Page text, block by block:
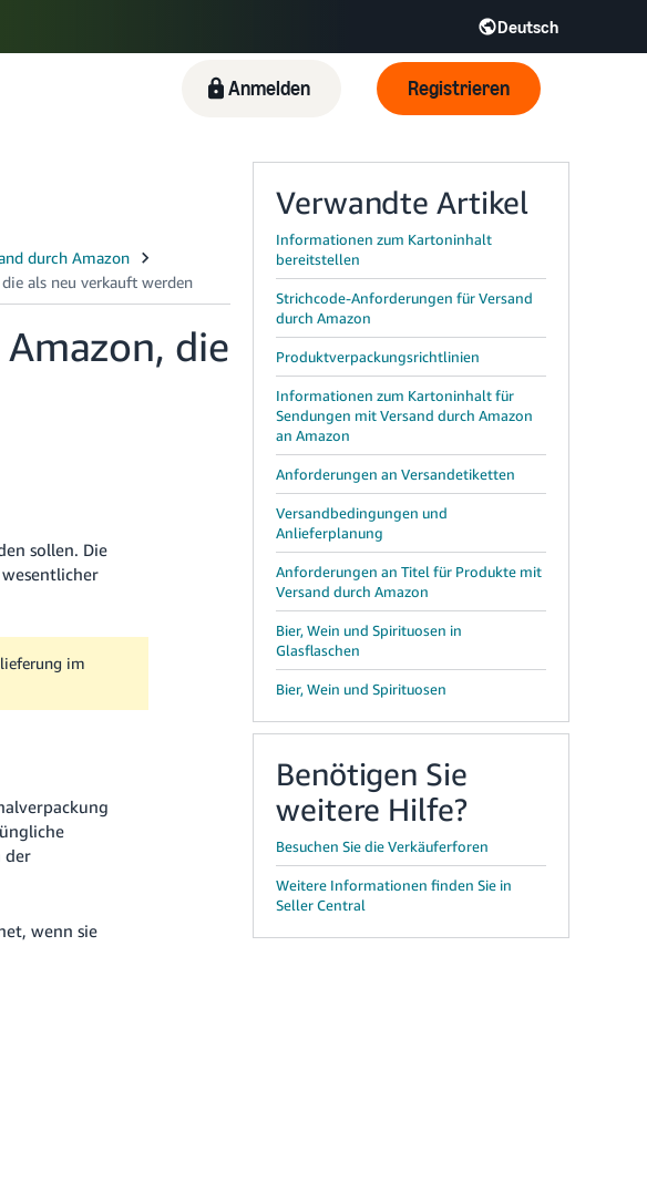
Deutsch
Italiano - IT 日本語 - JP 한국어 - KR
Anmelden Registrieren
die
sollen. Die
im
der
wenn sie
Verwandte Artikel
Informationen zum Kartoninhalt
bereitstellen
Strichcode-Anforderungen für Versand
durch Amazon
Produktverpackungsrichtlinien
Informationen zum Kartoninhalt für
Sendungen mit Versand durch Amazon
an Amazon
Anforderungen an Versandetiketten
Versandbedingungen und
Anlieferplanung
Anforderungen an Titel für Produkte mit
Versand durch Amazon
Bier, Wein und Spirituosen in
Glasflaschen
Bier, Wein und Spirituosen
Benötigen Sie
weitere Hilfe?
Besuchen Sie die Verkäuferforen
Weitere Informationen finden Sie in
Seller Central